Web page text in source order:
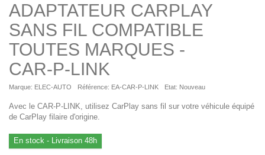
ADAPTATEUR CARPLAY
SANS FIL COMPATIBLE
TOUTES MARQUES -
CAR-P-LINK
Marque: ELEC-AUTO Référence: EA-CAR-P-LINK Etat: Nouveau
Avec le CAR-P-LINK, utilisez CarPlay sans fil sur votre véhicule équipé
de CarPlay filaire d'origine.
En stock - Livraison 48h